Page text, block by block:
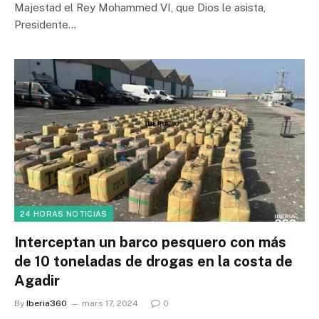
Majestad el Rey Mohammed VI, que Dios le asista,
Presidente…
24 HORAS NOTICIAS
Interceptan un barco pesquero con más
de 10 toneladas de drogas en la costa de
Agadir
By Iberia360 mars 17, 2024 0